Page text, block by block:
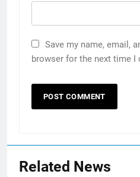
Save my name, email,
browser for the next time I
Related News